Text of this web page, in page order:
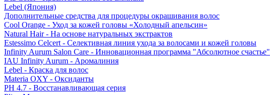
Lebel (Япония)
Дополнительные средства для процедуры окрашивания волос
Cool Orange - Уход за кожей головы «Холодный апельсин»
Natural Hair - На основе натуральных экстрактов
Estessimo Celcert - Селективная линия ухода за волосами и кожей головы
Infinity Aurum Salon Care - Инновационная программа "Абсолютное счастье"
IAU Infinity Aurum - Аромалиния
Lebel - Краска для волос
Materia OXY - Оксиданты
PH 4.7 - Восстанавливающая серия